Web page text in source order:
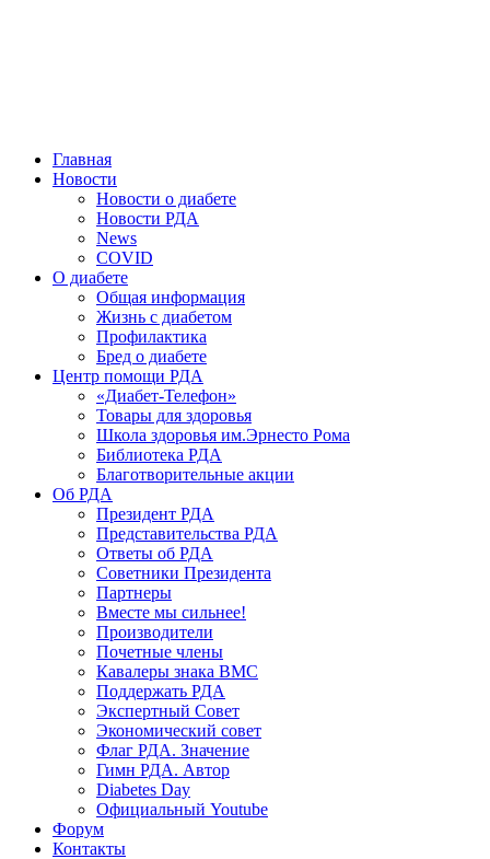
Главная
Новости
Новости о диабете
Новости РДА
News
COVID
О диабете
Общая информация
Жизнь с диабетом
Профилактика
Бред о диабете
Центр помощи РДА
«Диабет-Телефон»
Товары для здоровья
Школа здоровья им.Эрнесто Рома
Библиотека РДА
Благотворительные акции
Об РДА
Президент РДА
Представительства РДА
Ответы об РДА
Советники Президента
Партнеры
Вместе мы сильнее!
Производители
Почетные члены
Кавалеры знака ВМС
Поддержать РДА
Экспертный Совет
Экономический совет
Флаг РДА. Значение
Гимн РДА. Автор
Diabetes Day
Официальный Youtube
Форум
Контакты